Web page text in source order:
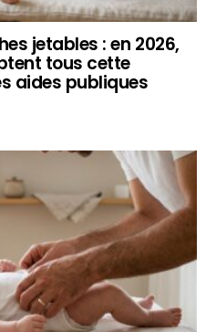
jetables : en 2026,
tous cette
aides publiques